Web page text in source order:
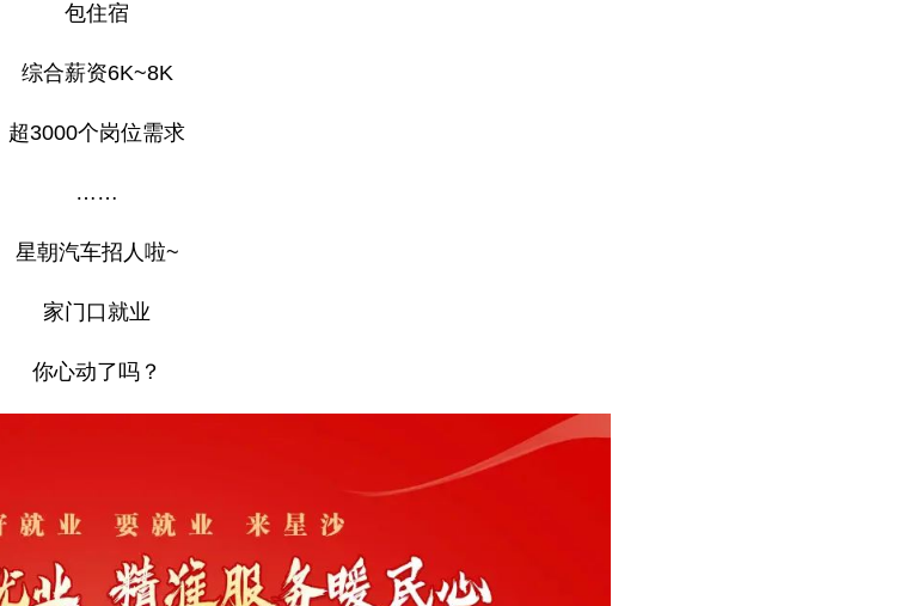
包住宿
综合薪资6K~8K
超3000个岗位需求
……
星朝汽车招人啦~
家门口就业
你心动了吗？